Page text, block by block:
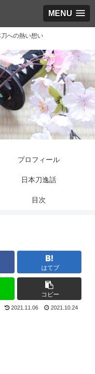
MENU
への熱い想い
プロフィール
日本刀逸話
目次
はてブ
コピー
2021.11.06 2021.10.24